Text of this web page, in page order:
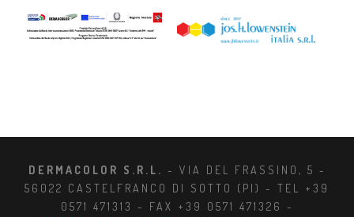
DERMACOLOR S.R.L. - VIA DEL FRASSINO, 5 -
56022 CASTELFRANCO DI SOTTO (PI) - TEL +39
0571 471313 - FAX +39 0571 471326 -